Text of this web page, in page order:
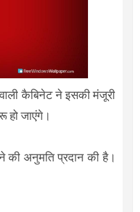
कैबिनेट ने इसकी मंजूरी
हो जाएंगे।
की अनुमति प्रदान की है।